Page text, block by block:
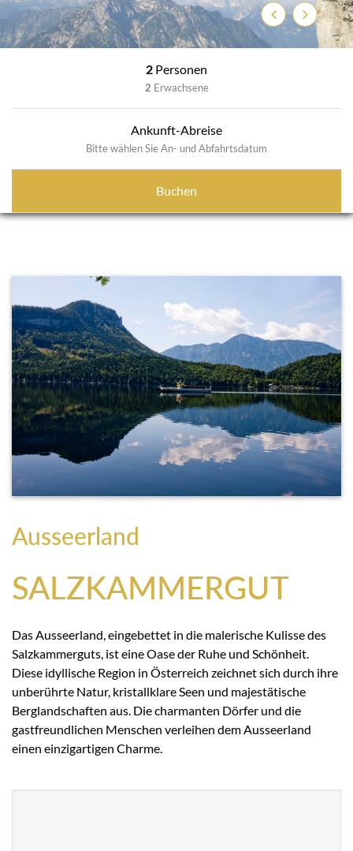
ZurückWeiter
2 Personen
2 Erwachsene
Ankunft-Abreise
Bitte wählen Sie An- und Abfahrtsdatum
Buchen
Ausseerland
SALZKAMMERGUT
Das Ausseerland, eingebettet in die malerische Kulisse des
Salzkammerguts, ist eine Oase der Ruhe und Schönheit.
Diese idyllische Region in Österreich zeichnet sich durch ihre
unberührte Natur, kristallklare Seen und majestätische
Berglandschaften aus. Die charmanten Dörfer und die
gastfreundlichen Menschen verleihen dem Ausseerland
einen einzigartigen Charme.